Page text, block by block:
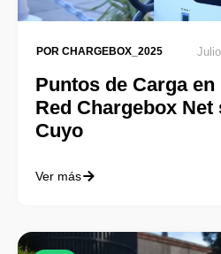
POR CHARGEBOX_2025
Puntos de Carga en
Red Chargebox Net
Cuyo
Ver más